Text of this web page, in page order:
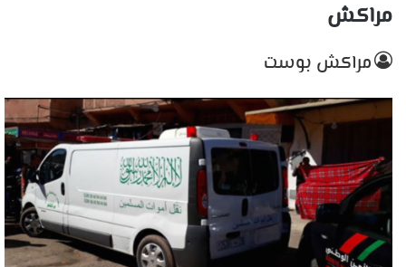
مراكش
مراكش بوست